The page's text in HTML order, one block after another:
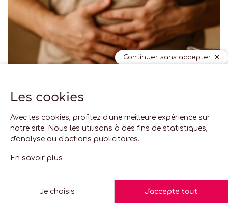
EN SAVOIR PLUS ?
Continuer sans accepter
Les cookies
Avec les cookies, profitez d'une meilleure expérience sur
notre site. Nous les utilisons à des fins de statistiques,
d'analyse ou d'actions publicitaires.
En savoir plus
Je choisis J'accepte tout